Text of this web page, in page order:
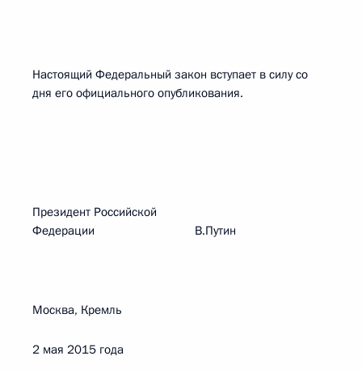
Настоящий Федеральный закон вступает в силу со
дня его официального опубликования.
Президент Российской
Федерации В.Путин
Москва, Кремль
2 мая 2015 года